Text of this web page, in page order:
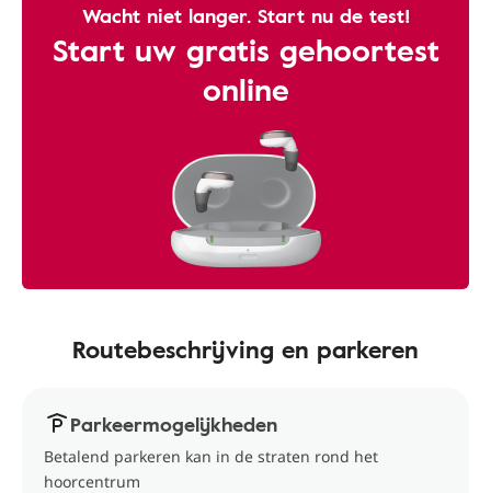
Wacht niet langer. Start nu de test!
Start uw gratis gehoortest
online
Routebeschrijving en parkeren
Parkeermogelijkheden
Betalend parkeren kan in de straten rond het
hoorcentrum